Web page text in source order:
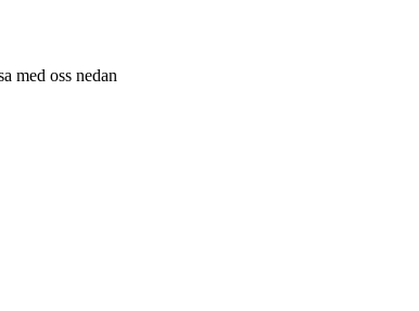
med oss nedan